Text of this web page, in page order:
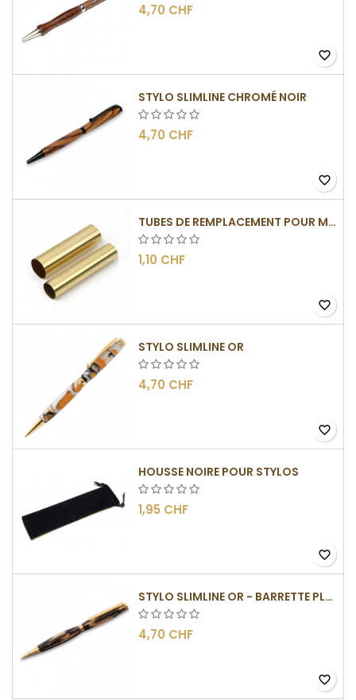
4,70 CHF
favorite_border
STYLO SLIMLINE CHROMÉ NOIR
4,70 CHF
favorite_border
TUBES DE REMPLACEMENT POUR MÉCANISMES SLIMLINE
1,10 CHF
favorite_border
STYLO SLIMLINE OR
4,70 CHF
favorite_border
HOUSSE NOIRE POUR STYLOS
1,95 CHF
favorite_border
STYLO SLIMLINE OR - BARRETTE PLATE
4,70 CHF
favorite_border